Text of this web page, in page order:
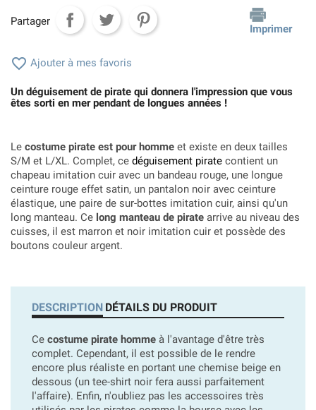
Partager
Imprimer
 Ajouter à mes favoris
Un déguisement de pirate qui donnera l'impression que vous
êtes sorti en mer pendant de longues années !
Le costume pirate est pour homme et existe en deux tailles
S/M et L/XL. Complet, ce déguisement pirate contient un
chapeau imitation cuir avec un bandeau rouge, une longue
ceinture rouge effet satin, un pantalon noir avec ceinture
élastique, une paire de sur-bottes imitation cuir, ainsi qu'un
long manteau. Ce long manteau de pirate arrive au niveau des
cuisses, il est marron et noir imitation cuir et possède des
boutons couleur argent.
DESCRIPTION DÉTAILS DU PRODUIT
Ce costume pirate homme à l'avantage d'être très
complet. Cependant, il est possible de le rendre
encore plus réaliste en portant une chemise beige en
dessous (un tee-shirt noir fera aussi parfaitement
l'affaire). Enfin, n'oubliez pas les accessoires très